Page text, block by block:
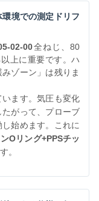
境での測定ドリフ
02-00全ねじ、80
上に重要です。ハ
ゾーン」は残りま
ます。気圧も変化
がって、プローブ
始めます。これに
Oリング+PPSチッ
。